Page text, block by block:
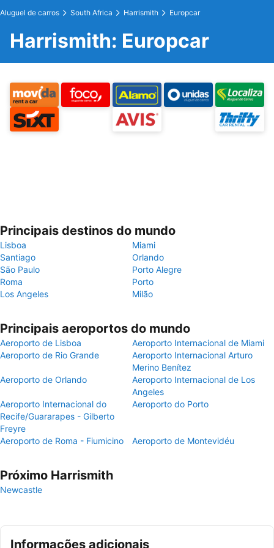
Aluguel de carros South Africa Harrismith Europcar
Harrismith: Europcar
Principais destinos do mundo
Lisboa
Miami
Santiago
Orlando
São Paulo
Porto Alegre
Roma
Porto
Los Angeles
Milão
Principais aeroportos do mundo
Aeroporto de Lisboa
Aeroporto Internacional de Miami
Aeroporto de Rio Grande
Aeroporto Internacional Arturo
Merino Benítez
Aeroporto de Orlando
Aeroporto Internacional de Los
Angeles
Aeroporto Internacional do
Recife/Guararapes - Gilberto
Freyre
Aeroporto do Porto
Aeroporto de Roma - Fiumicino Aeroporto de Montevidéu
Próximo Harrismith
Newcastle
Informações adicionais